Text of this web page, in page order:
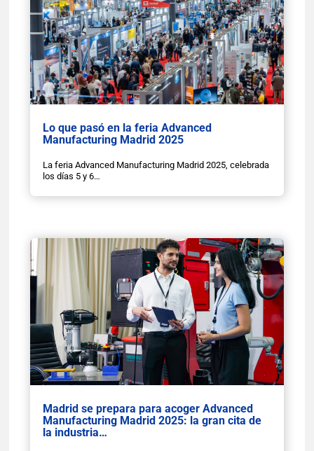
Lo que pasó en la feria Advanced
Manufacturing Madrid 2025
La feria Advanced Manufacturing Madrid 2025, celebrada
los días 5 y 6…
Madrid se prepara para acoger Advanced
Manufacturing Madrid 2025: la gran cita de
la industria…